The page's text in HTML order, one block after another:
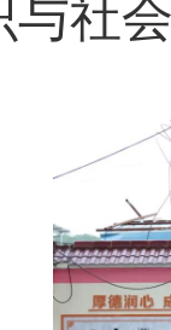
社